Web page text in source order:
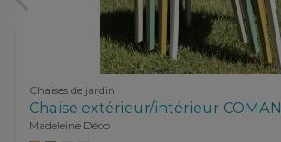
Chaises de jardin
Chaise extérieur/intérieur COMAN
Madeleine Déco